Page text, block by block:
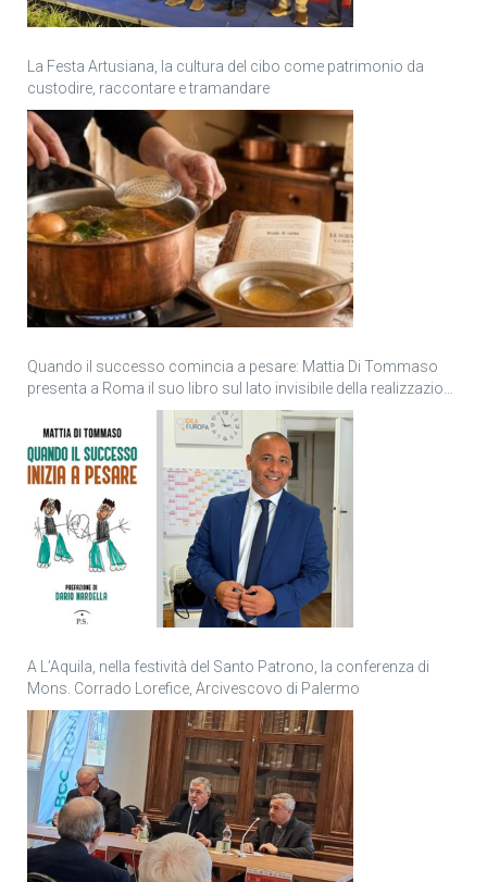
La Festa Artusiana, la cultura del cibo come patrimonio da
custodire, raccontare e tramandare
Quando il successo comincia a pesare: Mattia Di Tommaso
presenta a Roma il suo libro sul lato invisibile della realizzazione
A L’Aquila, nella festività del Santo Patrono, la conferenza di
Mons. Corrado Lorefice, Arcivescovo di Palermo